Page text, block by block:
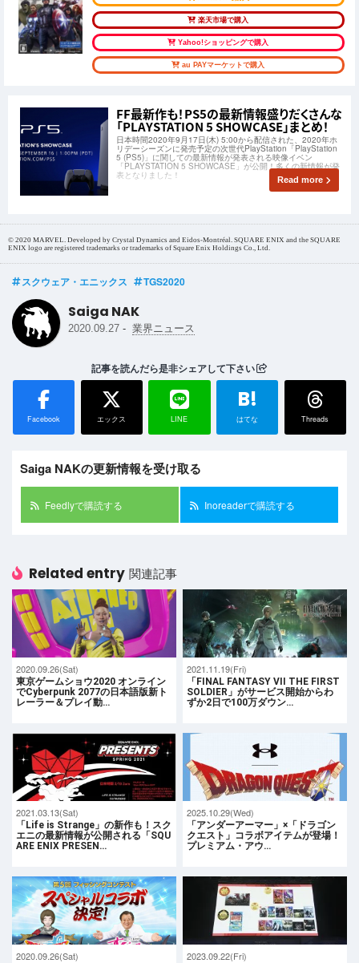
楽天市場で購入
Yahoo!ショッピングで購入
au PAYマーケットで購入
FF最新作も！PS5の最新情報盛りだくさんな
「PLAYSTATION 5 SHOWCASE」まとめ！
日本時間2020年9月17日(木) 5:00から配信された、2020年ホ
リデーシーズンに発売予定の次世代PlayStation「PlayStation
5 (PS5)」に関しての最新情報が発表される映像イベン
「PLAYSTATION 5 SHOWCASE」が公開！多くの新情報が発
表となりました！ Read more
© 2020 MARVEL. Developed by Crystal Dynamics and Eidos-Montréal. SQUARE ENIX and the SQUARE
ENIX logo are registered trademarks or trademarks of Square Enix Holdings Co., Ltd.
スクウェア・エニックス TGS2020
Saiga NAK
2020.09.27 - 業界ニュース
記事を読んだら是非シェアして下さい
Facebook エックス LINE
B!
はてな Threads
Saiga NAKの更新情報を受け取る
Feedlyで購読する Inoreaderで購読する
Related entry 関連記事
2020.09.26(Sat)
東京ゲームショウ2020 オンライン
でCyberpunk 2077の日本語版新ト
レーラー＆プレイ動…
2021.11.19(Fri)
「FINAL FANTASY VII THE FIRST
SOLDIER」がサービス開始からわ
ずか2日で100万ダウン…
2021.03.13(Sat)
「Life is Strange」の新作も！スク
エニの最新情報が公開される「SQU
ARE ENIX PRESEN…
2025.10.29(Wed)
「アンダーアーマー」×「ドラゴン
クエスト」コラボアイテムが登場！
プレミアム・アウ…
2020.09.26(Sat) 2023.09.22(Fri)